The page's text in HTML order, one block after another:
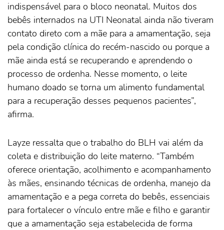
indispensável para o bloco neonatal. Muitos dos
bebês internados na UTI Neonatal ainda não tiveram
contato direto com a mãe para a amamentação, seja
pela condição clínica do recém-nascido ou porque a
mãe ainda está se recuperando e aprendendo o
processo de ordenha. Nesse momento, o leite
humano doado se torna um alimento fundamental
para a recuperação desses pequenos pacientes”,
afirma.
Layze ressalta que o trabalho do BLH vai além da
coleta e distribuição do leite materno. “Também
oferece orientação, acolhimento e acompanhamento
às mães, ensinando técnicas de ordenha, manejo da
amamentação e a pega correta do bebês, essenciais
para fortalecer o vínculo entre mãe e filho e garantir
que a amamentação seja estabelecida de forma